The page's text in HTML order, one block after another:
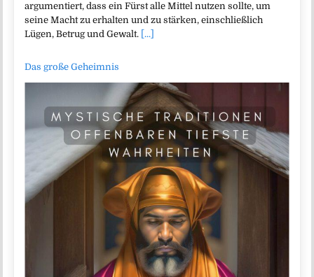
argumentiert, dass ein Fürst alle Mittel nutzen sollte, um
seine Macht zu erhalten und zu stärken, einschließlich
Lügen, Betrug und Gewalt. [...]
Das große Geheimnis